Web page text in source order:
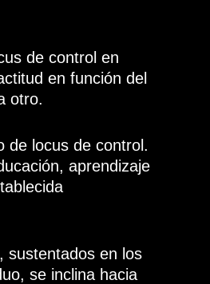
de control en
en función del
otro.
de locus de control.
aprendizaje
sustentados en los
se inclina hacia